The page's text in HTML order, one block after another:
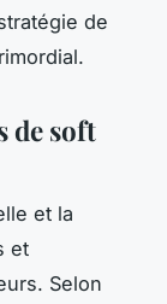
de
de soft
et la
et
Selon